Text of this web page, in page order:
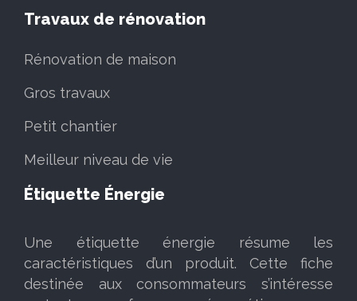
Travaux de rénovation
Rénovation de maison
Gros travaux
Petit chantier
Meilleur niveau de vie
Étiquette Énergie
Une étiquette énergie résume les
caractéristiques d’un produit. Cette fiche
destinée aux consommateurs s’intéresse